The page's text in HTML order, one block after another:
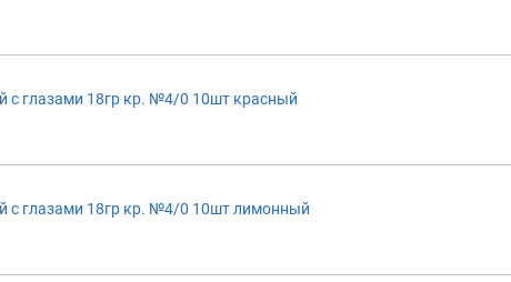
глазами 18гр кр. №4/0 10шт красный
с глазами 18гр кр. №4/0 10шт лимонный